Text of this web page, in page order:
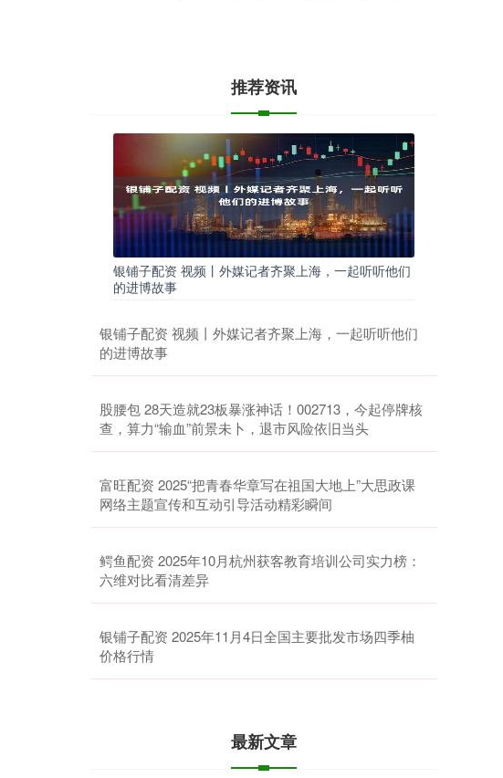
推荐资讯
银铺子配资 视频丨外媒记者齐聚上海，一起听听他们
的进博故事
银铺子配资 视频丨外媒记者齐聚上海，一起听听他们
的进博故事
股腰包 28天造就23板暴涨神话！002713，今起停牌核
查，算力“输血”前景未卜，退市风险依旧当头
富旺配资 2025“把青春华章写在祖国大地上”大思政课
网络主题宣传和互动引导活动精彩瞬间
鳄鱼配资 2025年10月杭州获客教育培训公司实力榜：
六维对比看清差异
银铺子配资 2025年11月4日全国主要批发市场四季柚
价格行情
最新文章